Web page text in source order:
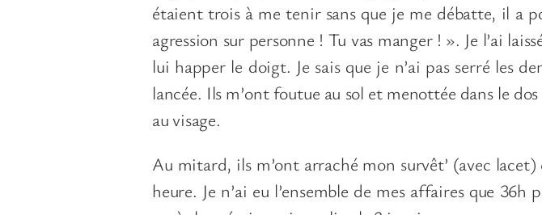
étaient trois à me tenir sans que je me débatte, il a
agression sur personne ! Tu vas manger ! ». Je l’ai
lui happer le doigt. Je sais que je n’ai pas serré les
lancée. Ils m’ont foutue au sol et menottée dans le
au visage.
Au mitard, ils m’ont arraché mon survêt’ (avec
heure. Je n’ai eu l’ensemble de mes affaires que